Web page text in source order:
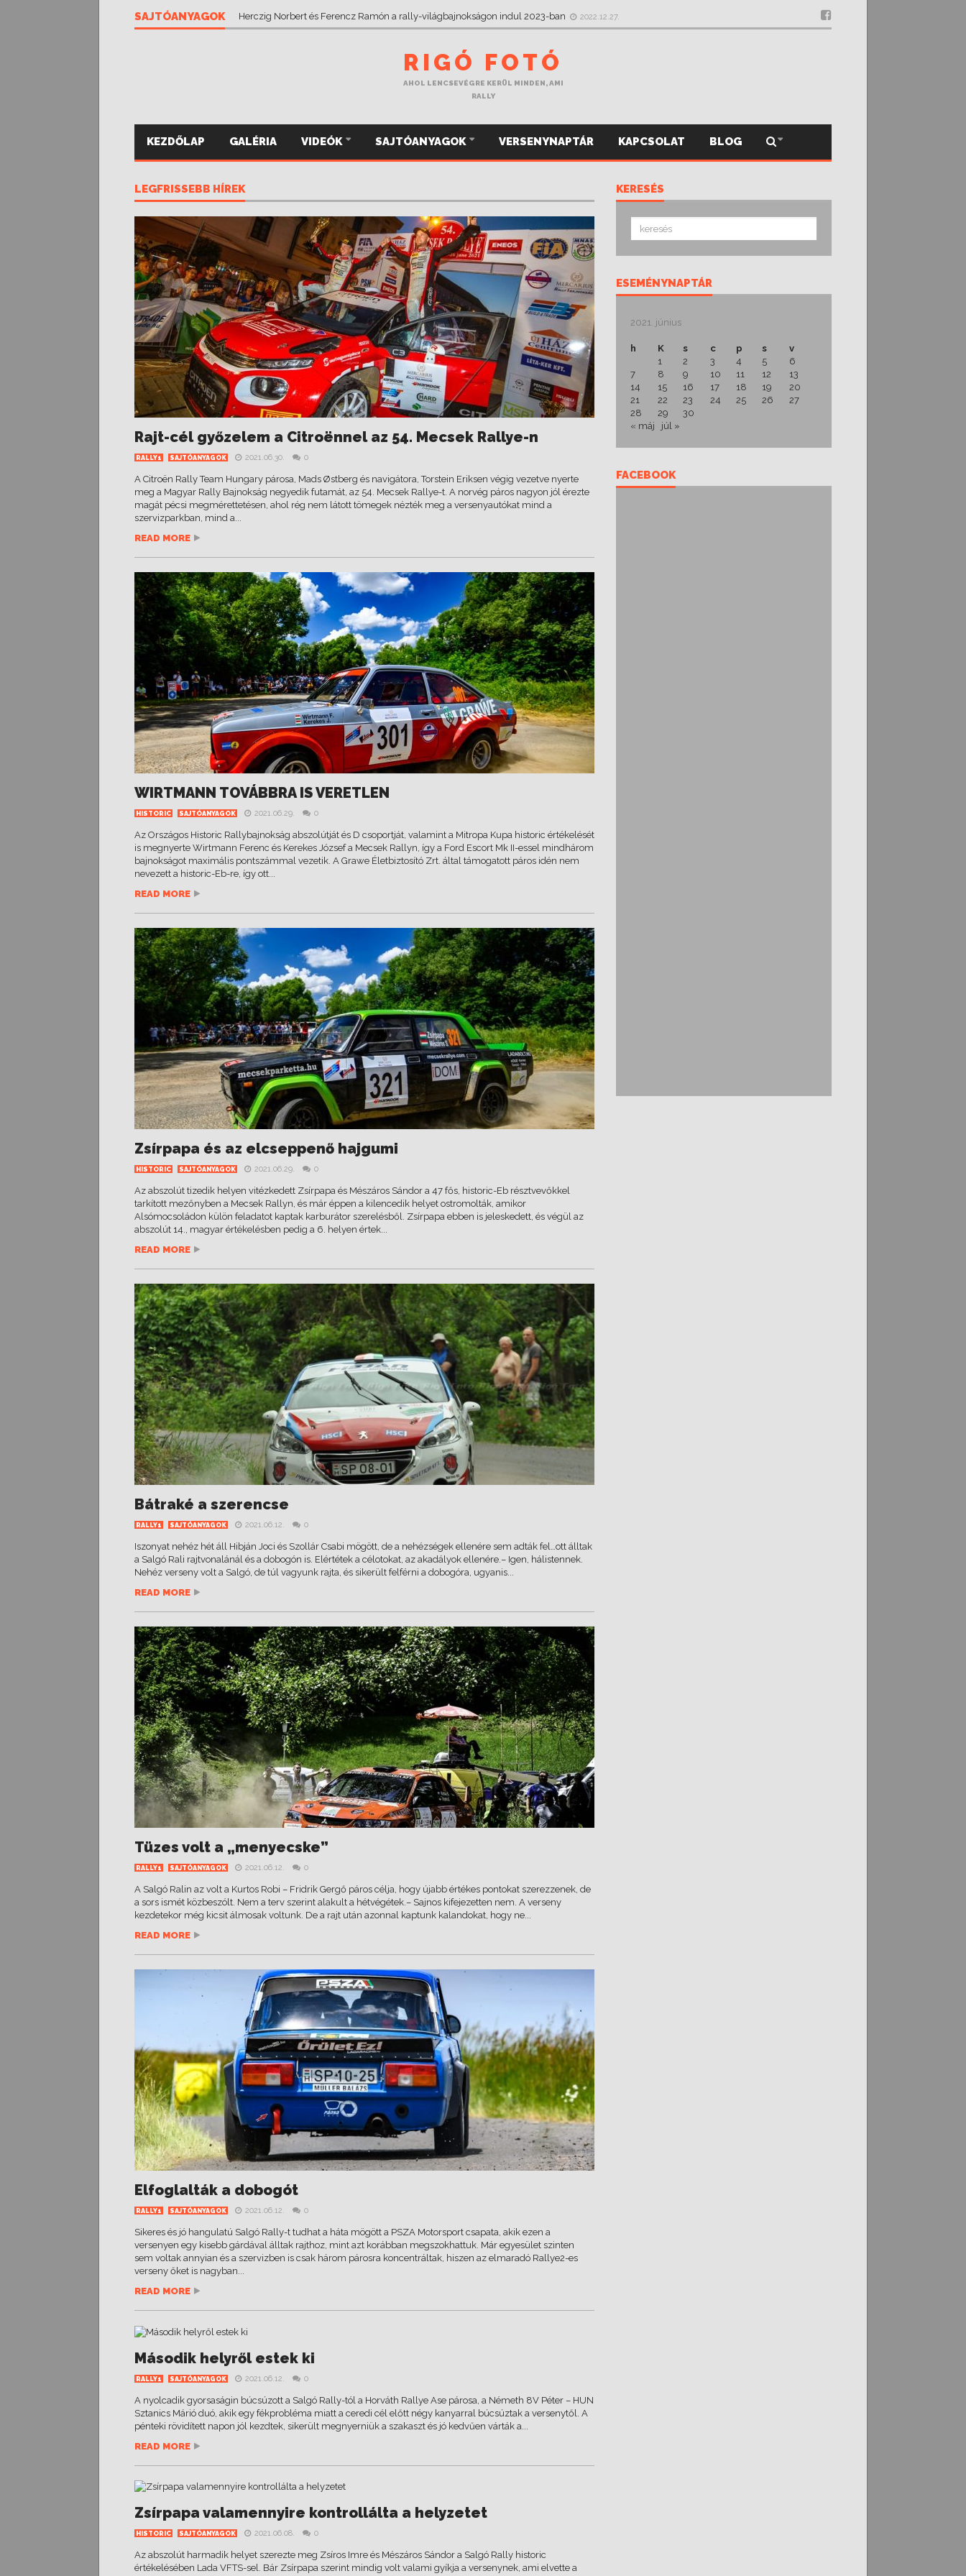
SAJTÓANYAGOK
Herczig Norbert és Ferencz Ramón a rally-világbajnokságon indul 2023-ban 2022.12.27.
Vánsza Zsolt eddig csak jobbról figyelt, most a Mikulás Rallye-n megragadja a kormányt
RIGÓ FOTÓ
AHOL LENCSEVÉGRE KERÜL MINDEN, AMI
RALLY
KEZDŐLAP GALÉRIA VIDEÓK SAJTÓANYAGOK VERSENYNAPTÁR KAPCSOLAT BLOG
LEGFRISSEBB HÍREK
Rajt-cél győzelem a Citroënnel az 54. Mecsek Rallye-n
RALLY1 SAJTÓANYAGOK 2021.06.30. 0
A Citroën Rally Team Hungary párosa, Mads Østberg és navigátora, Torstein Eriksen végig vezetve nyerte
meg a Magyar Rally Bajnokság negyedik futamát, az 54. Mecsek Rallye-t. A norvég páros nagyon jól érezte
magát pécsi megmérettetésen, ahol rég nem látott tömegek nézték meg a versenyautókat mind a
szervizparkban, mind a...
READ MORE
WIRTMANN TOVÁBBRA IS VERETLEN
HISTORIC SAJTÓANYAGOK 2021.06.29. 0
Az Országos Historic Rallybajnokság abszolútját és D csoportját, valamint a Mitropa Kupa historic értékelését
is megnyerte Wirtmann Ferenc és Kerekes József a Mecsek Rallyn, így a Ford Escort Mk II-essel mindhárom
bajnokságot maximális pontszámmal vezetik. A Grawe Életbiztosító Zrt. által támogatott páros idén nem
nevezett a historic-Eb-re, így ott...
READ MORE
Zsírpapa és az elcseppenő hajgumi
HISTORIC SAJTÓANYAGOK 2021.06.29. 0
Az abszolút tizedik helyen vitézkedett Zsírpapa és Mészáros Sándor a 47 fős, historic-Eb résztvevőkkel
tarkított mezőnyben a Mecsek Rallyn, és már éppen a kilencedik helyet ostromolták, amikor
Alsómocsoládon külön feladatot kaptak karburátor szerelésből. Zsírpapa ebben is jeleskedett, és végül az
abszolút 14., magyar értékelésben pedig a 6. helyen értek...
READ MORE
Bátraké a szerencse
RALLY1 SAJTÓANYAGOK 2021.06.12. 0
Iszonyat nehéz hét áll Hibján Joci és Szollár Csabi mögött, de a nehézségek ellenére sem adták fel…ott álltak
a Salgó Rali rajtvonalánál és a dobogón is. Elértétek a célotokat, az akadályok ellenére.– Igen, hálistennek.
Nehéz verseny volt a Salgó, de túl vagyunk rajta, és sikerült felférni a dobogóra, ugyanis...
READ MORE
Tüzes volt a „menyecske”
RALLY1 SAJTÓANYAGOK 2021.06.12. 0
A Salgó Ralin az volt a Kurtos Robi – Fridrik Gergő páros célja, hogy újabb értékes pontokat szerezzenek, de
a sors ismét közbeszólt. Nem a terv szerint alakult a hétvégétek.– Sajnos kifejezetten nem. A verseny
kezdetekor még kicsit álmosak voltunk. De a rajt után azonnal kaptunk kalandokat, hogy ne...
READ MORE
Elfoglalták a dobogót
RALLY1 SAJTÓANYAGOK 2021.06.12. 0
Sikeres és jó hangulatú Salgó Rally-t tudhat a háta mögött a PSZA Motorsport csapata, akik ezen a
versenyen egy kisebb gárdával álltak rajthoz, mint azt korábban megszokhattuk. Már egyesület szinten
sem voltak annyian és a szervizben is csak három párosra koncentráltak, hiszen az elmaradó Rallye2-es
verseny őket is nagyban...
READ MORE
Második helyről estek ki
RALLY1 SAJTÓANYAGOK 2021.06.12. 0
A nyolcadik gyorsaságin búcsúzott a Salgó Rally-tól a Horváth Rallye Ase párosa, a Németh 8V Péter – HUN
Sztanics Márió duó, akik egy fékprobléma miatt a ceredi cél előtt négy kanyarral búcsúztak a versenytől. A
pénteki rövidített napon jól kezdtek, sikerült megnyerniük a szakaszt és jó kedvűen várták a...
READ MORE
Zsírpapa valamennyire kontrollálta a helyzetet
HISTORIC SAJTÓANYAGOK 2021.06.08. 0
Az abszolút harmadik helyet szerezte meg Zsíros Imre és Mészáros Sándor a Salgó Rally historic
értékelésében Lada VFTS-sel. Bár Zsírpapa szerint mindig volt valami gyíkja a versenynek, ami elvette a
KERESÉS
ESEMÉNYNAPTÁR
2021. június
h K s c p s
v
1
2 3 4 5
6
7
8 9 10 11 12
13
14
15 16 17 18 19
20
21
22 23 24 25 26
27
28
29
30
« máj
júl »
FACEBOOK